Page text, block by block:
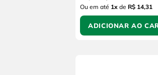
Ou em até 1x de R$ 14,31
ADICIONAR AO